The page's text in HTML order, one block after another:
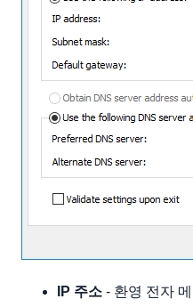
IP 주소 - 환영 전자